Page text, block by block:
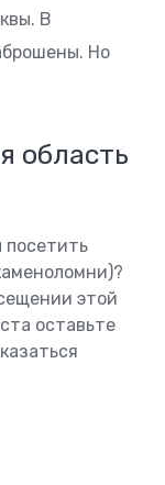
В
Но
область
этой
оставьте